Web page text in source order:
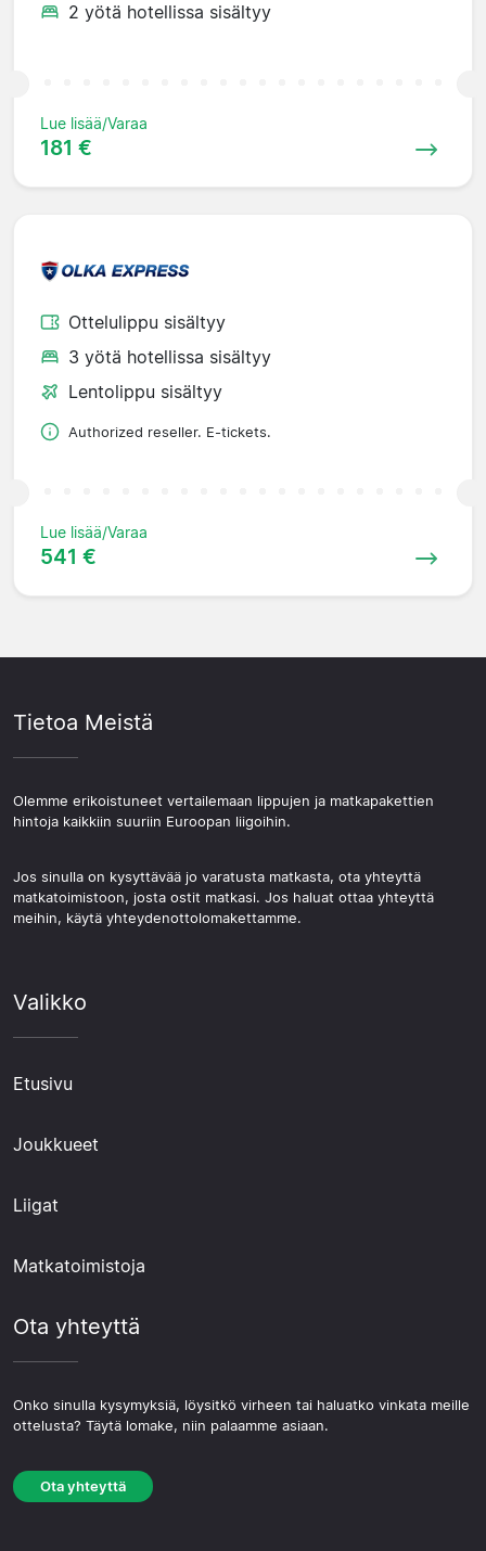
2 yötä hotellissa sisältyy
Lue lisää/Varaa
181 €
Ottelulippu sisältyy
3 yötä hotellissa sisältyy
Lentolippu sisältyy
Authorized reseller. E-tickets.
Lue lisää/Varaa
541 €
Tietoa Meistä
Olemme erikoistuneet vertailemaan lippujen ja matkapakettien
hintoja kaikkiin suuriin Euroopan liigoihin.
Jos sinulla on kysyttävää jo varatusta matkasta, ota yhteyttä
matkatoimistoon, josta ostit matkasi. Jos haluat ottaa yhteyttä
meihin, käytä yhteydenottolomakettamme.
Valikko
Etusivu
Joukkueet
Liigat
Matkatoimistoja
Ota yhteyttä
Onko sinulla kysymyksiä, löysitkö virheen tai haluatko vinkata meille
ottelusta? Täytä lomake, niin palaamme asiaan.
Ota yhteyttä